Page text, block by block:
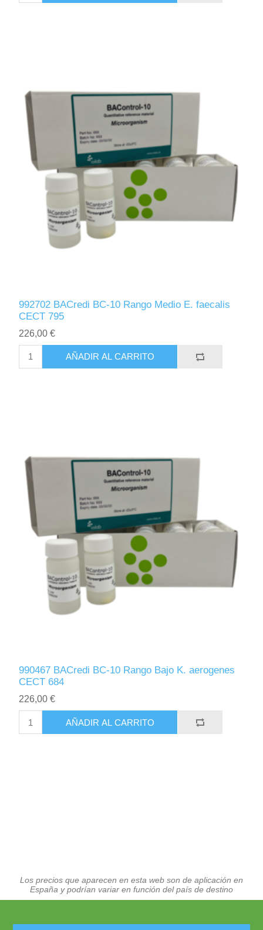
992702 BACredi BC-10 Rango Medio E. faecalis
CECT 795
226,00 €
AÑADIR AL CARRITO
990467 BACredi BC-10 Rango Bajo K. aerogenes
CECT 684
226,00 €
AÑADIR AL CARRITO
Los precios que aparecen en esta web son de aplicación en
España y podrían variar en función del país de destino